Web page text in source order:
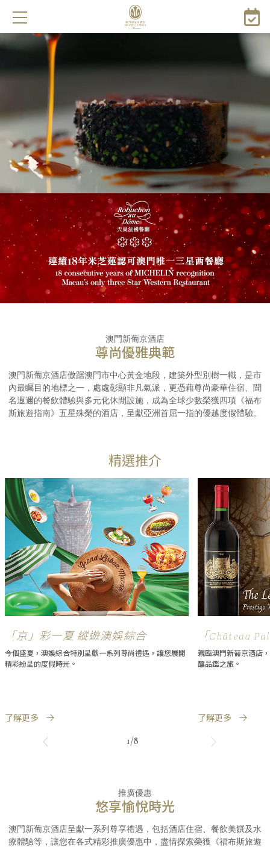
主
澳門新葡京酒店
尊尚優雅典範
澳門新葡京酒店傲踞澳門市中心黃金地段，建築外型別樹一幟，是市
內最矚目的地標之一，處處彰顯非凡氣派，更憑藉尊尚豪華住宿、聞
名遐邇的餐飲體驗與多元化休閒設施，成為全球少數榮獲四項《福布
斯旅遊指南》五星殊榮的酒店，呈獻亞洲首屈一指的優越度假體驗。
精選推介
「京」彩一夏 縱遊澳娛綜合
今個盛夏，澳娛綜合特別呈獻一系列尊尚禮遇，讓您展開
精彩紛呈的度假時光。
了解更多
「Château
鑑饗宴
親臨澳門新葡京酒店
釀品鑑之旅。
了解更多
1/8
推廣優惠
悠享愉悅時光
澳門新葡京酒店呈獻一系列尊享禮遇，包括酒店住宿、餐飲美饌及水
療體驗等，讓您在各式精彩推廣優惠中，盡情探索榮獲《福布斯旅遊